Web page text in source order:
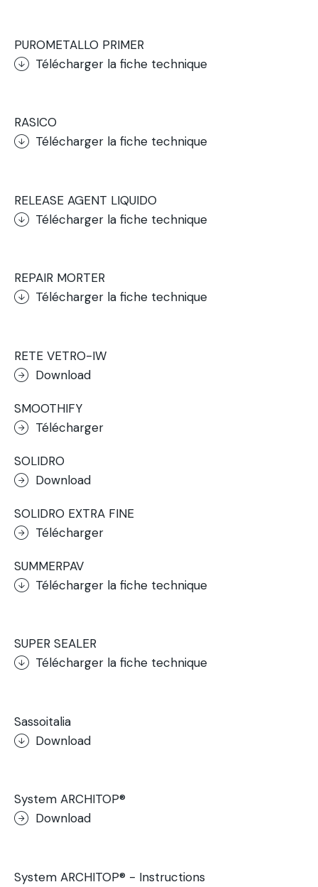
PUROMETALLO PRIMER
Télécharger la fiche technique
RASICO
Télécharger la fiche technique
RELEASE AGENT LIQUIDO
Télécharger la fiche technique
REPAIR MORTER
Télécharger la fiche technique
RETE VETRO-IW
Download
SMOOTHIFY
Télécharger
SOLIDRO
Download
SOLIDRO EXTRA FINE
Télécharger
SUMMERPAV
Télécharger la fiche technique
SUPER SEALER
Télécharger la fiche technique
Sassoitalia
Download
System ARCHITOP®
Download
System ARCHITOP® - Instructions